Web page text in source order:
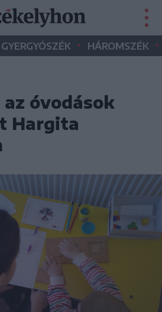
GYERGYÓSZÉK • HÁROMSZÉK •
óvodások
Hargita